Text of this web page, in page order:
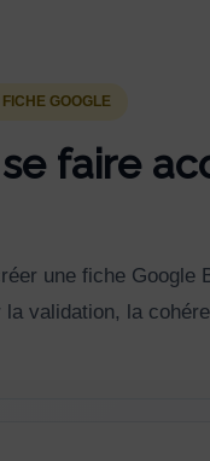
GOOGLE
faire
une fiche
validation, la